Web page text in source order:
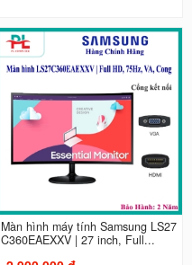
Màn hình máy tính Samsung LS27
C360EAEXXV | 27 inch, Full...